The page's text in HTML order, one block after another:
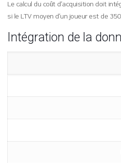
Le calcul du coût d’acquisition doit
si le LTV moyen d’un joueur est de
Intégration de la